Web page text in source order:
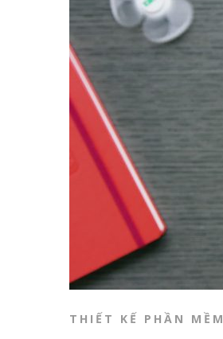
THIẾT KẾ PHẦN MỀM